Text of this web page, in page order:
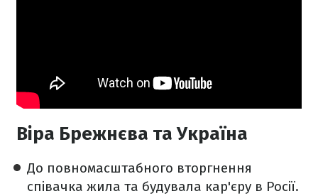
Віра Брежнєва та Україна
До повномасштабного вторгнення
співачка жила та будувала кар'єру в Росії.